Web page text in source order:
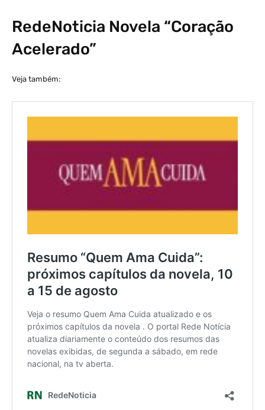
RedeNoticia Novela “Coração
Acelerado”
Veja também: